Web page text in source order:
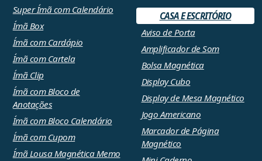
Super Ímã com Calendário
Ímã Box
Ímã com Cardápio
Ímã com Cartela
Ímã Clip
Ímã com Bloco de
Anotações
Ímã com Bloco Calendário
Ímã com Cupom
Ímã Lousa Magnética Memo
CASA E ESCRITÓRIO
Aviso de Porta
Amplificador de Som
Bolsa Magnética
Display Cubo
Display de Mesa Magnético
Jogo Americano
Marcador de Página
Magnético